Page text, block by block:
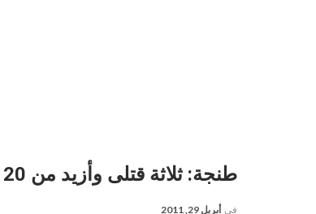
طنجة: ثلاثة قتلى وأزيد من 20 جريح في حادثة سير خطيرة – فيديو
في أبريل 29, 2011